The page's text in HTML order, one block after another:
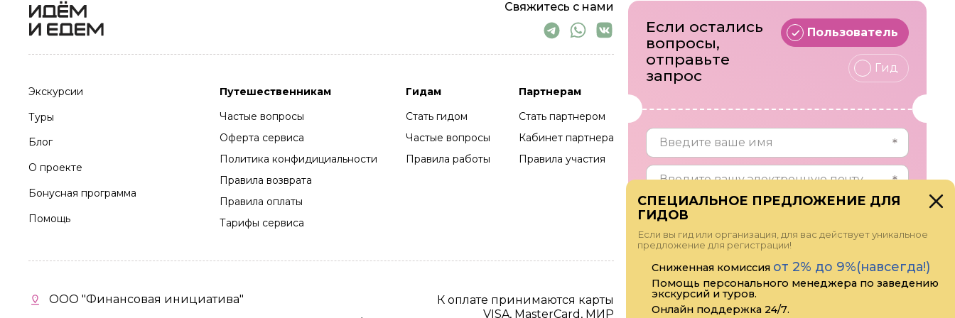
Свяжитесь с нами
Экскурсии
Туры
Блог
О проекте
Бонусная программа
Помощь
Путешественникам
Частые вопросы
Оферта сервиса
Политика конфидициальности
Правила возврата
Правила оплаты
Тарифы сервиса
Гидам
Стать гидом
Частые вопросы
Правила работы
Партнерам
Стать партнером
Кабинет партнера
Правила участия
ООО "Финансовая инициатива"
К оплате принимаются карты
VISA, MasterCard, МИР
Если остались
вопросы,
отправьте
запрос
Пользователь
Гид
Прикрепить файл
СПЕЦИАЛЬНОЕ ПРЕДЛОЖЕНИЕ ДЛЯ
ГИДОВ
Если вы гид или организация, для вас действует уникальное
предложение для регистрации!
Сниженная комиссия от 2% до 9%(навсегда!)
Помощь персонального менеджера по заведению
экскурсий и туров.
Онлайн поддержка 24/7.